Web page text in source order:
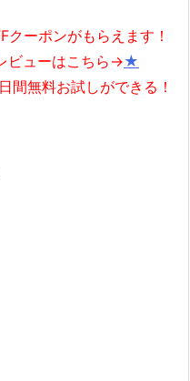
クーポンがもらえます！
ビューはこちら→★
間無料お試しができる！